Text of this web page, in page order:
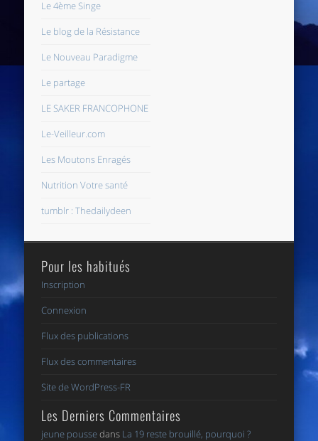
Le 4ème Singe
Le blog de la Résistance
Le Nouveau Paradigme
Le partage
LE SAKER FRANCOPHONE
Le-Veilleur.com
Les Moutons Enragés
Nutrition Votre santé
tumblr : Thedailydeen
Pour les habitués
Inscription
Connexion
Flux des publications
Flux des commentaires
Site de WordPress-FR
Les Derniers Commentaires
jeune poussedans La 19 reste brouillé, pourquoi ?